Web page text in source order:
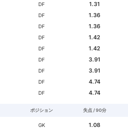
DF
1.31
DF
1.36
DF
1.36
DF
1.42
DF
1.42
DF
3.91
DF
3.91
DF
4.74
DF 4.74
ポジション 失点 / 90分
GK
1.08